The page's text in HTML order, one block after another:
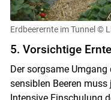
Erdbeerernte im Tunnel ©
5. Vorsichtige Ernte
Der sorgsame
sensiblen Beeren
Intensive Einschulung